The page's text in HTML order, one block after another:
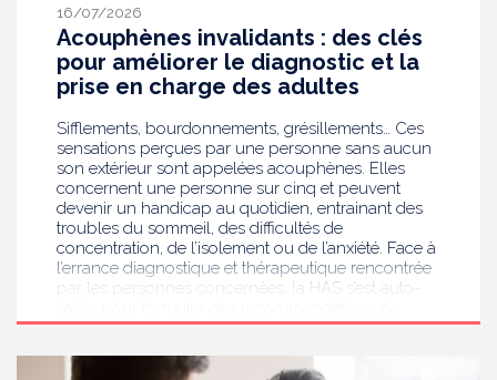
établissements médicaux sociaux hébergeant des
personnes âgées, en contact avec des personnes à
risque de grippe sévère, avec un déploiement
prioritaire en Ehpad et en USLD.
16/07/2026
Acouphènes invalidants : des clés
pour améliorer le diagnostic et la
prise en charge des adultes
Sifflements, bourdonnements, grésillements… Ces
sensations perçues par une personne sans aucun
son extérieur sont appelées acouphènes. Elles
concernent une personne sur cinq et peuvent
devenir un handicap au quotidien, entrainant des
troubles du sommeil, des difficultés de
concentration, de l’isolement ou de l’anxiété. Face à
l’errance diagnostique et thérapeutique rencontrée
par les personnes concernées, la HAS s’est auto-
bonnes pratiques pour améliorer le diagnostic et
acouphènes chroniques invalidants . Elle publie